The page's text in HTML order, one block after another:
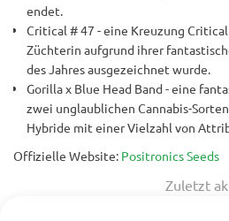
endet.
Critical # 47 - eine Kreuzung Critical
Züchterin aufgrund ihrer
des Jahres ausgezeichnet wurde.
Gorilla x Blue Head Band - eine
zwei unglaublichen Cannabis-
Hybride mit einer Vielzahl von
Offizielle Website: Positronics Seeds
Zuletzt